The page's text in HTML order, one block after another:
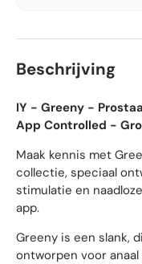
Beschrijving
IY - Greeny -
App Controlled -
Maak kennis met
collectie, speciaal
stimulatie en
app.
Greeny is een slank,
ontworpen voor